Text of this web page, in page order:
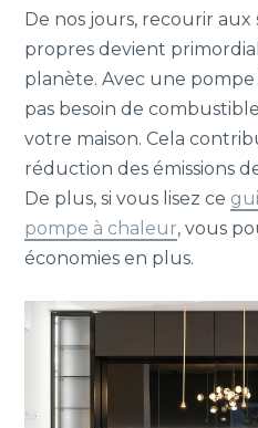
De nos jours, recourir aux
propres devient
planète. Avec une pompe
pas besoin de
votre maison. Cela
réduction des émissions
De plus, si vous lisez ce
pompe à chaleur, vous
économies en plus.